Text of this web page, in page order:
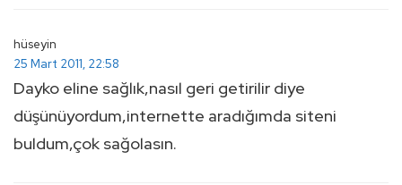
hüseyin
25 Mart 2011, 22:58
Dayko eline sağlık,nasıl geri getirilir diye
düşünüyordum,internette aradığımda siteni
buldum,çok sağolasın.